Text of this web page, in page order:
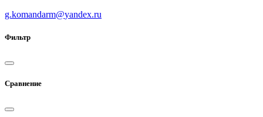
g.komandarm@yandex.ru
Фильтр
Сравнение